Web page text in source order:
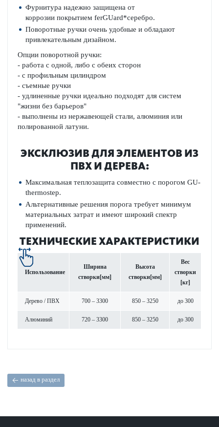
Фурнитура надежно защищена от
коррозии покрытием fer­GUard*серебро.
Поворотные ручки очень удобные и обладают
привлекательным дизайном.
Опции поворотной ручки:
- работа с одной, либо с обеих сторон
- с профильным цилиндром
- съемные ручки
- удлиненные ручки идеально подходят для систем
"жизни без барьеров"
- выполнены из нержавеющей стали, алюминия или
полированной латуни.
ЭКСКЛЮЗИВ ДЛЯ ЭЛЕМЕНТОВ ИЗ
ПВХ И ДЕРЕВА:
Максимальная теплозащита совместно с ­порогом GU-
ther­mostep.
Альтернативные решения порога требует минимум
материальных затрат и имеют широкий спектр
применений.
ТЕХНИЧЕСКИЕ ХАРАКТЕРИСТИКИ
Использование
Ширина
створки[мм]
Высота
створки[мм]
Вес
створки
[кг]
Дерево / ПВХ 700 – 3300 850 – 3250 до 300
Алюминий 720 – 3300 850 – 3250 до 300
назад в раздел